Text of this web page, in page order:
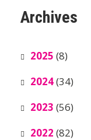
Archives
2025 (8)
2024(34)
2023 (56)
2022 (82)